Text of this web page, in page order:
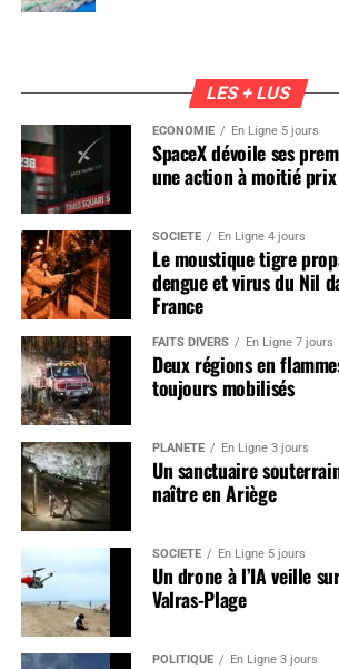
LES + LUS
ÉCONOMIE En Ligne 5 jours
SpaceX dévoile ses
une action à moitié prix
SOCIÉTÉ En Ligne 4 jours
Le moustique tigre
dengue et virus du Nil
France
FAITS DIVERS En Ligne 7 jours
Deux régions en
toujours mobilisés
PLANÈTE En Ligne 3 jours
Un sanctuaire
naître en Ariège
SOCIÉTÉ En Ligne 5 jours
Un drone à l’IA veille
Valras-Plage
POLITIQUE En Ligne 3 jours